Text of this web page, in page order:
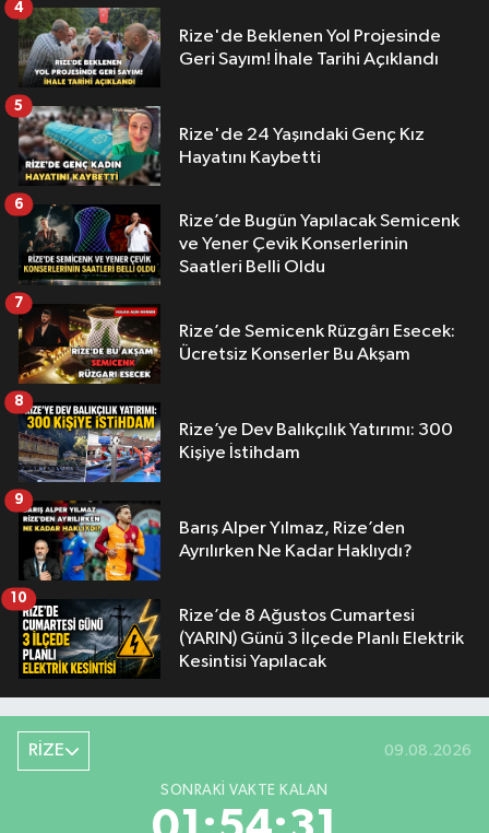
Rize'de Beklenen Yol Projesinde
Geri Sayım! İhale Tarihi Açıklandı
4
Rize'de 24 Yaşındaki Genç Kız
Hayatını Kaybetti
5
Rize’de Bugün Yapılacak Semicenk
ve Yener Çevik Konserlerinin
Saatleri Belli Oldu
6
Rize’de Semicenk Rüzgârı Esecek:
Ücretsiz Konserler Bu Akşam
7
Rize’ye Dev Balıkçılık Yatırımı: 300
Kişiye İstihdam
8
Barış Alper Yılmaz, Rize’den
Ayrılırken Ne Kadar Haklıydı?
9
Rize’de 8 Ağustos Cumartesi
(YARIN) Günü 3 İlçede Planlı Elektrik
Kesintisi Yapılacak
10
RİZE 09.08.2026
SONRAKI VAKTE KALAN